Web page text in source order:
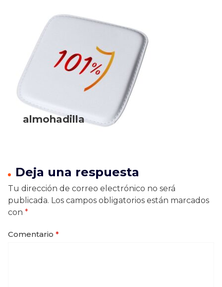
almohadilla
Deja una respuesta
Tu dirección de correo electrónico no será
publicada. Los campos obligatorios están marcados
con *
Comentario *